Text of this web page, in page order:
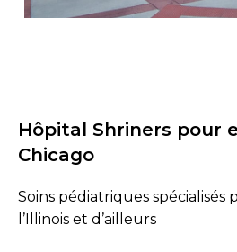
Hôpital Shriners pour
Chicago
Soins pédiatriques spécialisés
l’Illinois et d’ailleurs